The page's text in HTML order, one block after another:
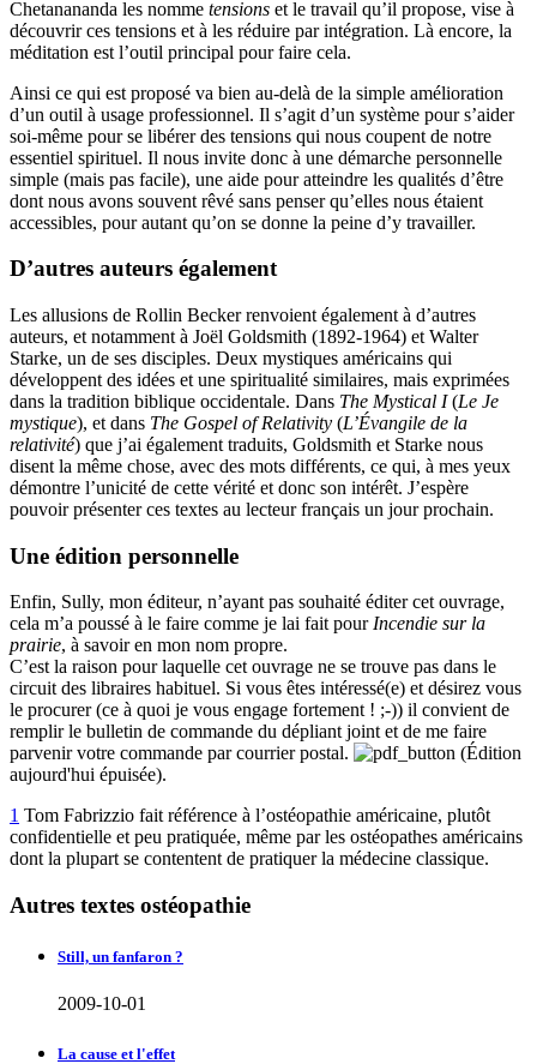
Chetanananda les nomme tensions et le travail qu’il propose, vise à
découvrir ces tensions et à les réduire par intégration. Là encore, la
méditation est l’outil principal pour faire cela.
Ainsi ce qui est proposé va bien au-delà de la simple amélioration
d’un outil à usage professionnel. Il s’agit d’un système pour s’aider
soi-même pour se libérer des tensions qui nous coupent de notre
essentiel spirituel. Il nous invite donc à une démarche personnelle
simple (mais pas facile), une aide pour atteindre les qualités d’être
dont nous avons souvent rêvé sans penser qu’elles nous étaient
accessibles, pour autant qu’on se donne la peine d’y travailler.
D’autres auteurs également
Les allusions de Rollin Becker renvoient également à d’autres
auteurs, et notamment à Joël Goldsmith (1892-1964) et Walter
Starke, un de ses disciples. Deux mystiques américains qui
développent des idées et une spiritualité similaires, mais exprimées
dans la tradition biblique occidentale. Dans The Mystical I(Le Je
mystique), et dans The Gospel of Relativity (L’Évangile de la
relativité) que j’ai également traduits, Goldsmith et Starke nous
disent la même chose, avec des mots différents, ce qui, à mes yeux
démontre l’unicité de cette vérité et donc son intérêt. J’espère
pouvoir présenter ces textes au lecteur français un jour prochain.
Une édition personnelle
Enfin, Sully, mon éditeur, n’ayant pas souhaité éditer cet ouvrage,
cela m’a poussé à le faire comme je lai fait pour Incendie sur la
prairie, à savoir en mon nom propre.
C’est la raison pour laquelle cet ouvrage ne se trouve pas dans le
circuit des libraires habituel. Si vous êtes intéressé(e) et désirez vous
le procurer (ce à quoi je vous engage fortement ! ;-)) il convient de
remplir le bulletin de commande du dépliant joint et de me faire
parvenir votre commande par courrier postal.
(Édition
aujourd'hui épuisée).
1 Tom Fabrizzio fait référence à l’ostéopathie américaine, plutôt
confidentielle et peu pratiquée, même par les ostéopathes américains
dont la plupart se contentent de pratiquer la médecine classique.
Autres textes ostéopathie
Still, un fanfaron ?
2009-10-01
La cause et l'effet